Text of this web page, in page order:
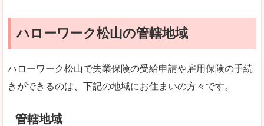
ハローワーク松山の管轄地域
ハローワーク松山で失業保険の受給申請や雇用保険の手続
きができるのは、下記の地域にお住まいの方々です。
管轄地域